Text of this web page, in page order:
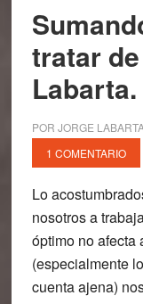
tratar
Labarta.
POR JORGE
1 COMENTARIO
Lo
nosotros a
óptimo no afecta
(especialmente
cuenta ajena)